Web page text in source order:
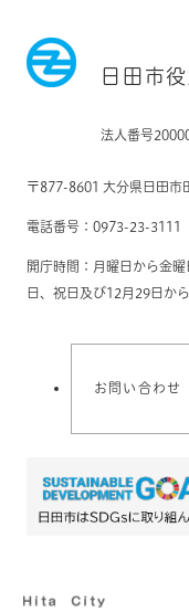
日田市
法人番号
〒877-8601 大分県日田市
電話番号：0973-23-3111
開庁時間：月曜日から金
日、祝日及び12月29日か
お問い合わせ